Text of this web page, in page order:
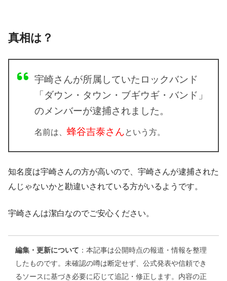
真相は？
宇崎さんが所属していたロックバンド
「ダウン・タウン・ブギウギ・バンド」
のメンバーが逮捕されました。
名前は、 蜂谷吉泰さんという方。
知名度は宇崎さんの方が高いので、宇崎さんが逮捕された
んじゃないかと勘違いされている方がいるようです。
宇崎さんは潔白なのでご安心ください。
編集・更新について ：本記事は公開時点の報道・情報を整理
したものです。未確認の噂は断定せず、公式発表や信頼でき
るソースに基づき必要に応じて追記・修正します。内容の正